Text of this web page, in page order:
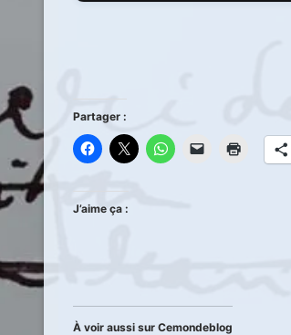
Partager :
J’aime ça :
À voir aussi sur Cemondeblog